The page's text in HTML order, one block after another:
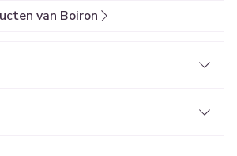
van Boiron